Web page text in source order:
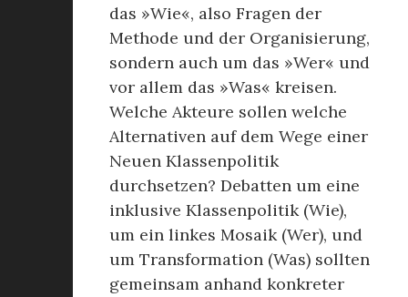
das »Wie«, also Fragen der
Methode und der Organisierung,
sondern auch um das »Wer« und
vor allem das »Was« kreisen.
Welche Akteure sollen welche
Alternativen auf dem Wege einer
Neuen Klassenpolitik
durchsetzen? Debatten um eine
inklusive Klassenpolitik (Wie),
um ein linkes Mosaik (Wer), und
um Transformation (Was) sollten
gemeinsam anhand konkreter